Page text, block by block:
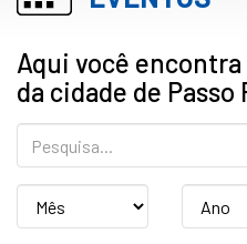
Aqui você
da cidade de Passo